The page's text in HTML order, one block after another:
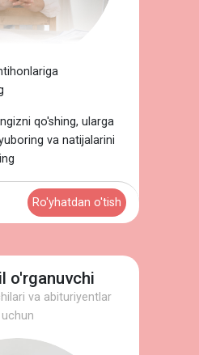
qo'shing, ularga
va natijalarini
Ro'yhatdan o'tish
o'rganuvchi
va abituriyentlar
uchun